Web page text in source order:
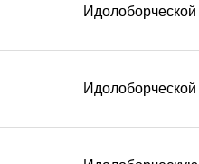
Идолоборческой
Идолоборческой